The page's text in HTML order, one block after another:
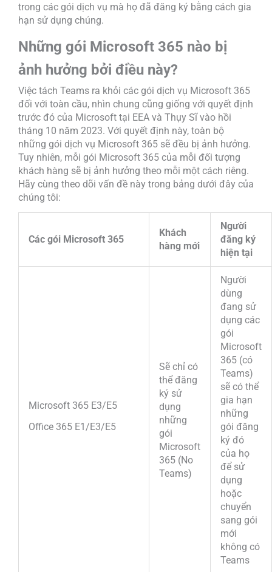
trong các gói dịch vụ mà họ đã đăng ký bằng cách gia
hạn sử dụng chúng.
Những gói Microsoft 365 nào bị
ảnh hưởng bởi điều này?
Việc tách Teams ra khỏi các gói dịch vụ Microsoft 365
đối với toàn cầu, nhìn chung cũng giống với quyết định
trước đó của Microsoft tại EEA và Thụy Sĩ vào hồi
tháng 10 năm 2023. Với quyết định này, toàn bộ
những gói dịch vụ Microsoft 365 sẽ đều bị ảnh hưởng.
Tuy nhiên, mỗi gói Microsoft 365 của mỗi đối tượng
khách hàng sẽ bị ảnh hưởng theo mỗi một cách riêng.
Hãy cùng theo dõi vấn đề này trong bảng dưới đây của
chúng tôi:
Các gói Microsoft 365
Khách
hàng mới
Người
đăng ký
hiện tại
Microsoft 365 E3/E5
Office 365 E1/E3/E5
Sẽ chỉ có
thể đăng
ký sử
dụng
những
gói
Microsoft
365 (No
Teams)
Người
dùng
đang sử
dụng các
gói
Microsoft
365 (có
Teams)
sẽ có thể
gia hạn
những
gói đăng
ký đó
của họ
để sử
dụng
hoặc
chuyển
sang gói
mới
không có
Teams